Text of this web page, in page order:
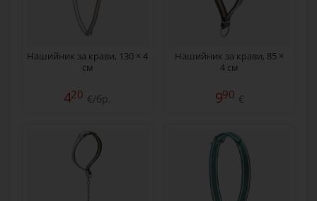
Нашийник за крави, 130 × 4
см
420 €/бр.
Нашийник за крави, 85 ×
4 см
990 €